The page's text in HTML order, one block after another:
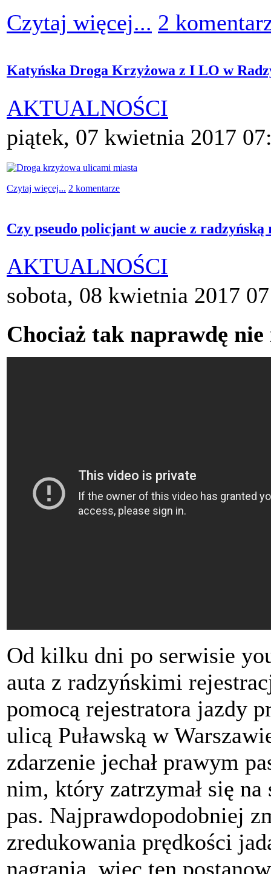
Czytaj więcej... 2
Katyńska Droga Krzyżowa z I LO w
AKTUALNOŚCI
piątek, 07 kwietnia 2017
Czytaj więcej... 2 komentarze
Czy pseudo policjant w aucie z
AKTUALNOŚCI
sobota, 08 kwietnia 2017
Chociaż tak naprawdę nie
Od kilku dni po serwisie
auta z radzyńskimi
pomocą rejestratora jazdy
ulicą Puławską w
zdarzenie jechał prawym
nim, który zatrzymał się na
pas. Najprawdopodobniej
zredukowania prędkości
nagrania, więc ten